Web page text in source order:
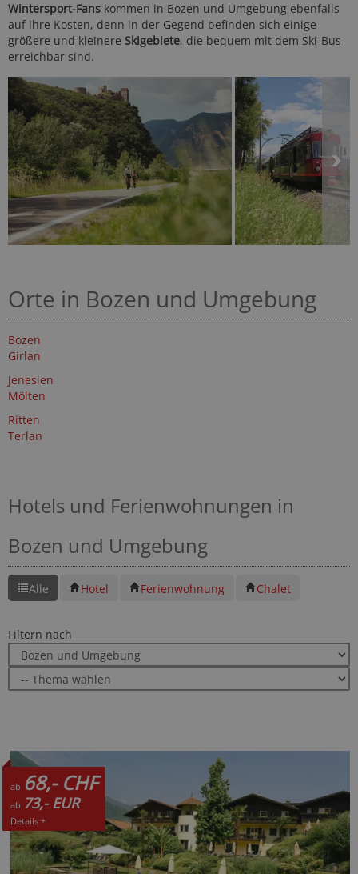
Wintersport-Fans kommen in Bozen und Umgebung ebenfalls
auf ihre Kosten, denn in der Gegend befinden sich einige
größere und kleinere Skigebiete, die bequem mit dem Ski-Bus
erreichbar sind.
Orte in Bozen und Umgebung
Bozen
Girlan
Jenesien
Mölten
Ritten
Terlan
Hotels und Ferienwohnungen in
Bozen und Umgebung
Alle Hotel Ferienwohnung Chalet
Filtern nach
ab 68,- CHF
ab 73,- EUR
Details +